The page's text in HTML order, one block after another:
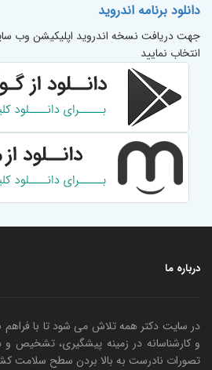
دانلود برنامه اندروید
جهت دریافت نسخه اندروید اپلیکیشن وب
انتخاب نمایید
درباره ما
در سایت دکتر همه تلاش می شود تا با فراهم
و کارشناسانه در زمینه پیشگیری، تشخیص و
تصورات نادرست به بالا بردن سطح سلامت